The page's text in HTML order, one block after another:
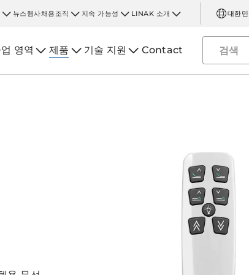
뉴스행사채용 조직 지속 가능성 LINAK 소개 대한
영역 제품 기술 지원 Contact